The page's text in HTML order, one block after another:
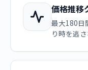
価格推移
最大180日
り時を逃さ